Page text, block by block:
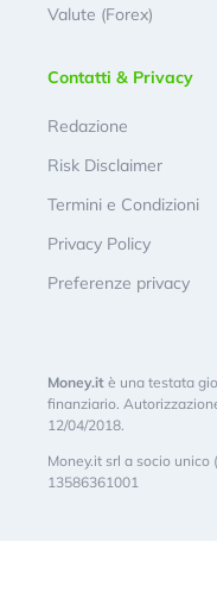
Valute (Forex)
Contatti & Privacy
Redazione
Risk Disclaimer
Termini e Condizioni
Privacy Policy
Preferenze privacy
Money.it è una testata
finanziario.
12/04/2018.
Money.it srl a socio unico
13586361001